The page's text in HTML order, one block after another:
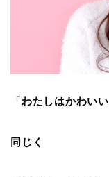
「わたしはかわい
同じく